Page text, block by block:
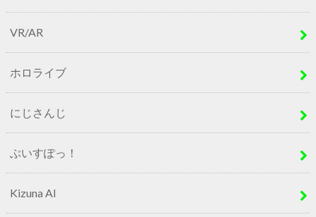
VR/AR
ホロライブ
にじさんじ
ぶいすぽっ！
Kizuna AI